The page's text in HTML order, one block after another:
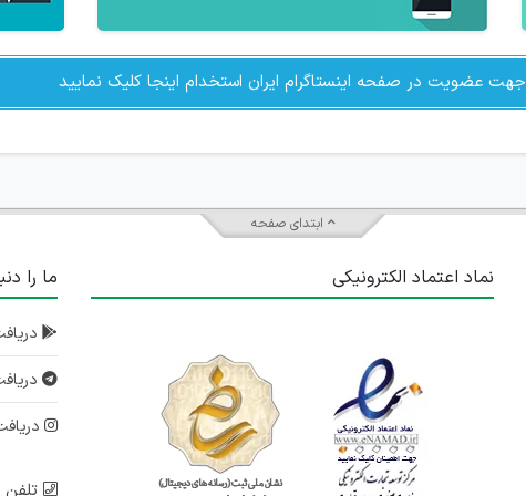
جهت عضویت در صفحه اینستاگرام ایران استخدام اینجا کلیک نمایید
ابتدای صفحه
نماد اعتماد الکترونیکی ما را